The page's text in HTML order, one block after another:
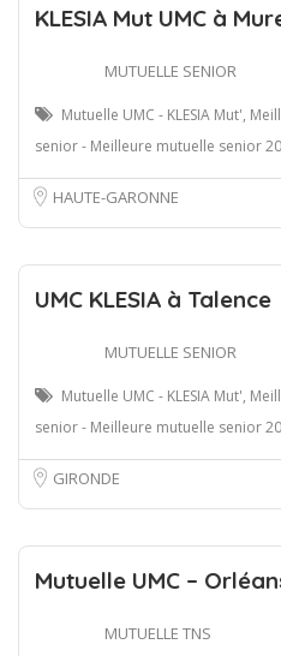
KLESIA Mut UMC à
MUTUELLE SENIOR
Mutuelle UMC - KLESIA Mut',
senior - Meilleure mutuelle senior
HAUTE-GARONNE
UMC KLESIA à Talence
MUTUELLE SENIOR
Mutuelle UMC - KLESIA Mut',
senior - Meilleure mutuelle senior
GIRONDE
Mutuelle UMC –
MUTUELLE TNS